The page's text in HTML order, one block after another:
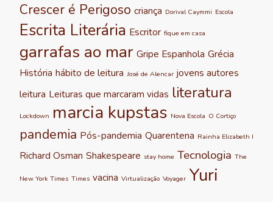
Crescer é Perigoso criança Dorival Caymmi Escola
Escrita Literária Escritor fique em casa
garrafas ao mar Gripe Espanhola Grécia
História hábito de leitura José de Alencar jovens autores
leitura Leituras que marcaram vidas literatura
Lockdown marcia kupstas Nova Escola O Cortiço
pandemia Pós-pandemia Quarentena Rainha Elizabeth I
Richard Osman Shakespeare stay home Tecnologia The
New York Times Times vacina Virtualização Voyager Yuri